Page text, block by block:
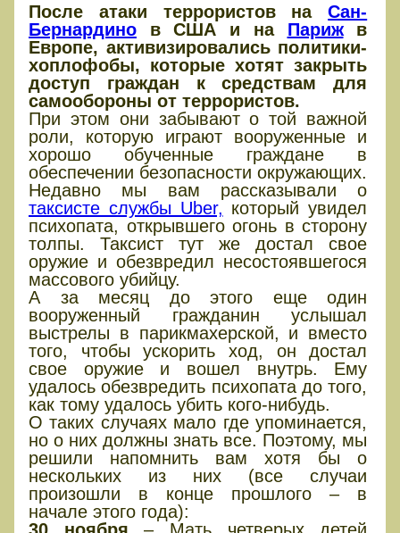
После атаки террористов наСан-
Бернардино в США и на Парижв
Европе, активизировались политики-
хоплофобы, которые хотят закрыть
доступ граждан к средствам для
самообороны от террористов.
При этом они забывают о той важной
роли, которую играют вооруженные и
хорошо обученные граждане в
обеспечении безопасности окружающих.
Недавно мы вам рассказывали о
таксисте службы Uber, который увидел
психопата, открывшего огонь в сторону
толпы. Таксист тут же достал свое
оружие и обезвредил несостоявшегося
массового убийцу.
А за месяц до этого еще один
вооруженный гражданин услышал
выстрелы в парикмахерской, и вместо
того, чтобы ускорить ход, он достал
свое оружие и вошел внутрь. Ему
удалось обезвредить психопата до того,
как тому удалось убить кого-нибудь.
О таких случаях мало где упоминается,
но о них должны знать все. Поэтому, мы
решили напомнить вам хотя бы о
нескольких из них (все случаи
произошли в конце прошлого – в
начале этого года):